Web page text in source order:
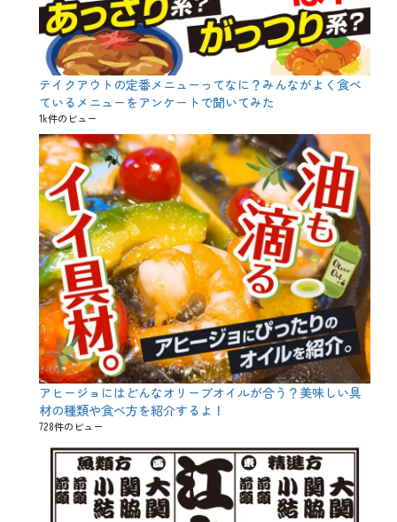
テイクアウトの定番メニューってなに？みんながよく食べ
ているメニューをアンケートで聞いてみた
1k件のビュー
アヒージョにはどんなオリーブオイルが合う？美味しい具
材の種類や食べ方を紹介するよ！
728件のビュー